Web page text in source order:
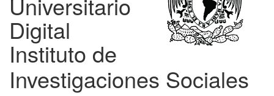
Digital
Instituto de
Investigaciones Sociales